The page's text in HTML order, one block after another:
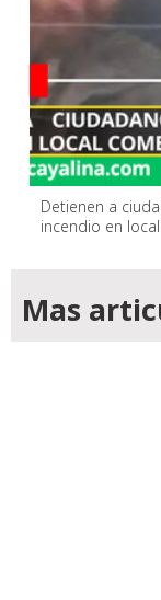
Detienen a
incendio en
Mas